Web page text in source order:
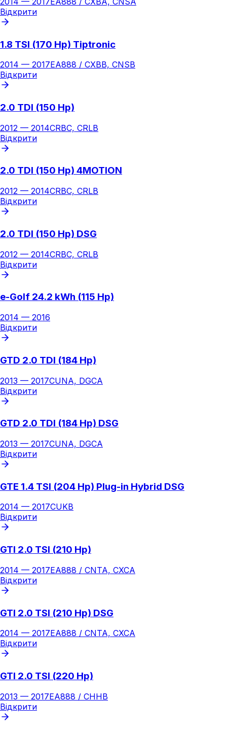
Відкрити
1.8 TSI (170 Hp) Tiptronic
2014 — 2017EA888 / CXBB, CNSB
Відкрити
2.0 TDI (150 Hp)
2012 — 2014CRBC, CRLB
Відкрити
2.0 TDI (150 Hp) 4MOTION
2012 — 2014CRBC, CRLB
Відкрити
2.0 TDI (150 Hp) DSG
2012 — 2014CRBC, CRLB
Відкрити
e-Golf 24.2 kWh (115 Hp)
2014 — 2016
Відкрити
GTD 2.0 TDI (184 Hp)
2013 — 2017CUNA, DGCA
Відкрити
GTD 2.0 TDI (184 Hp) DSG
2013 — 2017CUNA, DGCA
Відкрити
GTE 1.4 TSI (204 Hp) Plug-in Hybrid DSG
2014 — 2017CUKB
Відкрити
GTI 2.0 TSI (210 Hp)
2014 — 2017EA888 / CNTA, CXCA
Відкрити
GTI 2.0 TSI (210 Hp) DSG
2014 — 2017EA888 / CNTA, CXCA
Відкрити
GTI 2.0 TSI (220 Hp)
2013 — 2017EA888 / CHHB
Відкрити